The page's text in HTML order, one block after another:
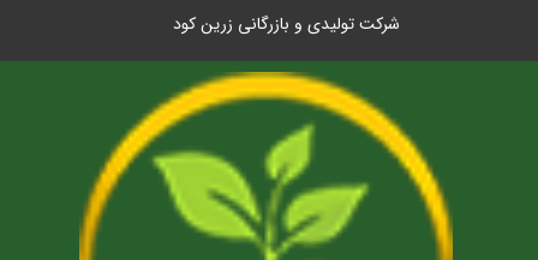
شرکت تولیدی و بازرگانی زرین کود